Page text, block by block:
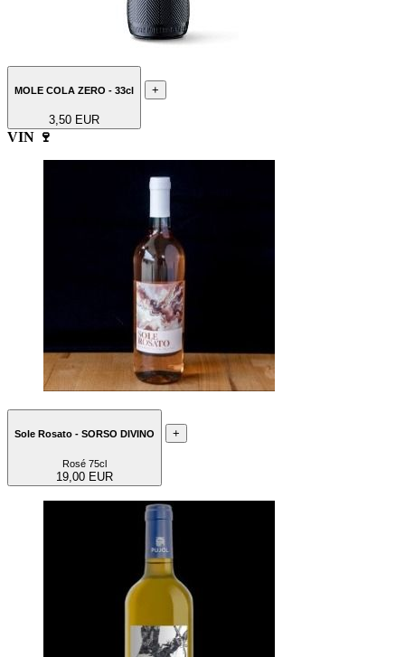
MOLE COLA ZERO - 33cl
3,50 EUR
+
VIN 🍷
Sole Rosato - SORSO DIVINO
Rosé 75cl
19,00 EUR
+